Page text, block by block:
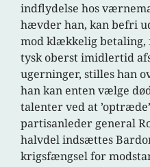
indflydelse hos
hævder han, kan befri
mod klækkelig betaling,
tysk oberst imidlertid
ugerninger, stilles han
han kan enten vælge
talenter ved at
partisanleder general
halvdel indsættes
krigsfængsel for